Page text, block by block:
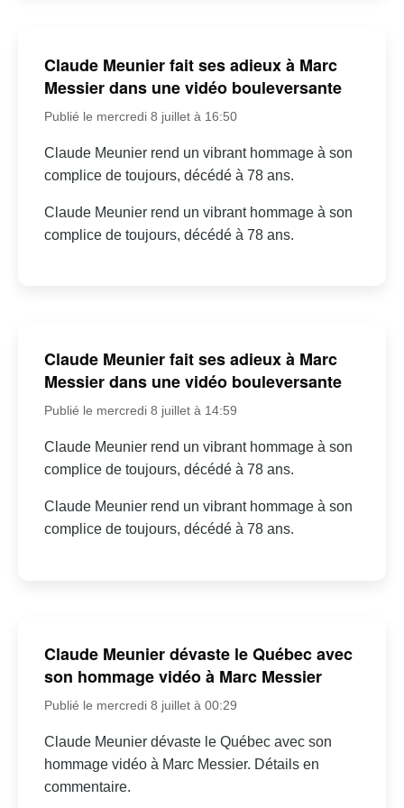
Claude Meunier fait ses adieux à Marc
Messier dans une vidéo bouleversante
Publié le mercredi 8 juillet à 16:50
Claude Meunier rend un vibrant hommage à son
complice de toujours, décédé à 78 ans.
Claude Meunier rend un vibrant hommage à son
complice de toujours, décédé à 78 ans.
Claude Meunier fait ses adieux à Marc
Messier dans une vidéo bouleversante
Publié le mercredi 8 juillet à 14:59
Claude Meunier rend un vibrant hommage à son
complice de toujours, décédé à 78 ans.
Claude Meunier rend un vibrant hommage à son
complice de toujours, décédé à 78 ans.
Claude Meunier dévaste le Québec avec
son hommage vidéo à Marc Messier
Publié le mercredi 8 juillet à 00:29
Claude Meunier dévaste le Québec avec son
hommage vidéo à Marc Messier. Détails en
commentaire.